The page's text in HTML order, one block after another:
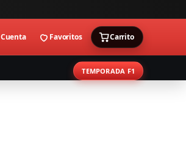
Cuenta Favoritos Carrito
TEMPORADA F1